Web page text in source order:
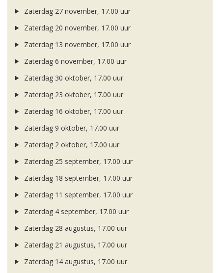
Zaterdag 27 november, 17.00 uur
Zaterdag 20 november, 17.00 uur
Zaterdag 13 november, 17.00 uur
Zaterdag 6 november, 17.00 uur
Zaterdag 30 oktober, 17.00 uur
Zaterdag 23 oktober, 17.00 uur
Zaterdag 16 oktober, 17.00 uur
Zaterdag 9 oktober, 17.00 uur
Zaterdag 2 oktober, 17.00 uur
Zaterdag 25 september, 17.00 uur
Zaterdag 18 september, 17.00 uur
Zaterdag 11 september, 17.00 uur
Zaterdag 4 september, 17.00 uur
Zaterdag 28 augustus, 17.00 uur
Zaterdag 21 augustus, 17.00 uur
Zaterdag 14 augustus, 17.00 uur